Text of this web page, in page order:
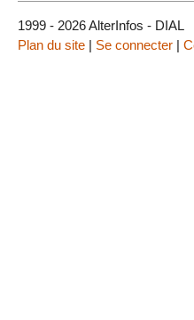
1999 - 2026 AlterInfos - DIAL
Plan du site | Se connecter |